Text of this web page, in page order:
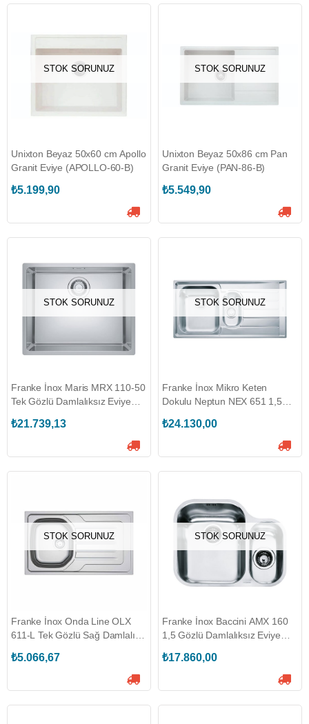
STOK SORUNUZ
Unixton Beyaz 50x60 cm Apollo
Granit Eviye (APOLLO-60-B)
₺5.199,90
STOK SORUNUZ
Unixton Beyaz 50x86 cm Pan
Granit Eviye (PAN-86-B)
₺5.549,90
STOK SORUNUZ
Franke İnox Maris MRX 110-50
Tek Gözlü Damlalıksız Eviye
₺21.739,13
STOK SORUNUZ
Franke İnox Mikro Keten
Dokulu Neptun NEX 651 1,5
(101.0656.171)
₺24.130,00
STOK SORUNUZ
Franke İnox Onda Line OLX
611-L Tek Gözlü Sağ Damlalıklı
₺5.066,67
STOK SORUNUZ
Franke İnox Baccini AMX 160
1,5 Gözlü Damlalıksız Eviye
₺17.860,00